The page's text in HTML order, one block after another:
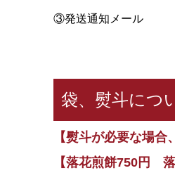
③発送通知メール
袋、熨斗につ
【熨斗が必要な場合
【落花煎餅750円